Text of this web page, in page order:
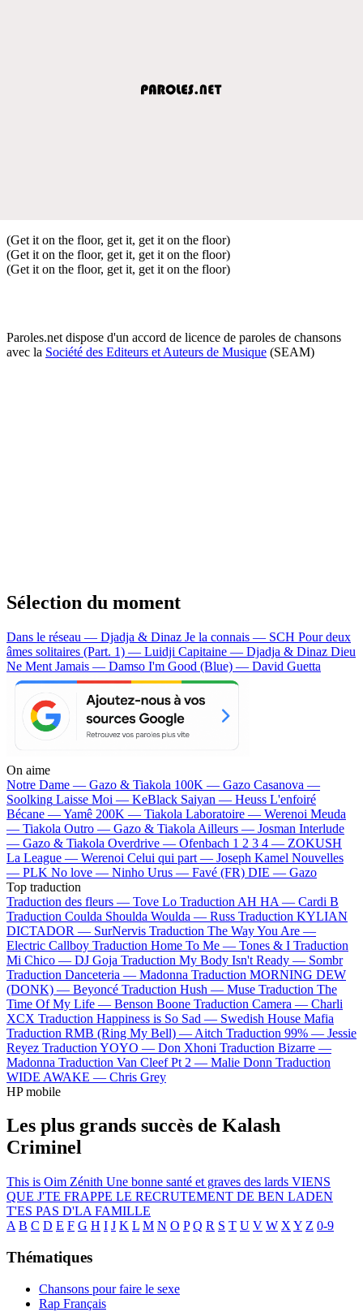
(Get it on the floor, get it, get it on the floor)
(Get it on the floor, get it, get it on the floor)
(Get it on the floor, get it, get it on the floor)
Paroles.net dispose d'un accord de licence de paroles de chansons
avec la Société des Editeurs et Auteurs de Musique (SEAM)
Sélection du moment
Dans le réseau — Djadja & Dinaz Je la connais — SCH Pour deux
âmes solitaires (Part. 1) — Luidji Capitaine — Djadja & Dinaz Dieu
Ne Ment Jamais — Damso I'm Good (Blue) — David Guetta
On aime
Notre Dame — Gazo & Tiakola 100K — Gazo Casanova —
Soolking Laisse Moi — KeBlack Saiyan — Heuss L'enfoiré
Bécane —Yamê 200K — Tiakola Laboratoire — Werenoi Meuda
— Tiakola Outro — Gazo & Tiakola Ailleurs — Josman Interlude
— Gazo & Tiakola Overdrive — Ofenbach 1 2 3 4 — ZOKUSH
La League — Werenoi Celui qui part — Joseph Kamel Nouvelles
— PLK No love — Ninho Urus — Favé (FR) DIE — Gazo
Top traduction
Traduction des fleurs — Tove Lo Traduction AH HA — Cardi B
Traduction Coulda Shoulda Woulda — Russ Traduction KYLIAN
DICTADOR — SurNervis Traduction The Way You Are —
Electric Callboy Traduction Home To Me — Tones & I Traduction
Mi Chico — DJ Goja Traduction My Body Isn't Ready — Sombr
Traduction Danceteria — Madonna Traduction MORNING DEW
(DONK) — Beyoncé Traduction Hush — Muse Traduction The
Time Of My Life — Benson Boone Traduction Camera — Charli
XCX Traduction Happiness is So Sad — Swedish House Mafia
Traduction RMB (Ring My Bell) — Aitch Traduction 99% — Jessie
Reyez Traduction YOYO — Don Xhoni Traduction Bizarre —
Madonna Traduction Van Cleef Pt 2 — Malie Donn Traduction
WIDE AWAKE — Chris Grey
HP mobile
Les plus grands succès de Kalash
Criminel
This is Oim Zénith Une bonne santé et graves des lards VIENS
QUE J'TE FRAPPE LE RECRUTEMENT DE BEN LADEN
T'ES PAS D'LA FAMILLE
A B C D E F G H I J K L M N O P Q R S T U V W X Y Z 0-9
Thématiques
Chansons pour faire le sexe
Rap Français